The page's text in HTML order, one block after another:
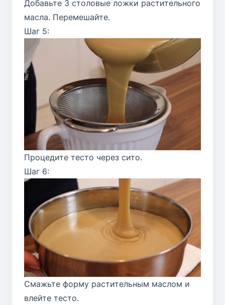
Добавьте 3 столовые ложки растительного
масла. Перемешайте.
Шаг 5:
Процедите тесто через сито.
Шаг 6:
Смажьте форму растительным маслом и
влейте тесто.